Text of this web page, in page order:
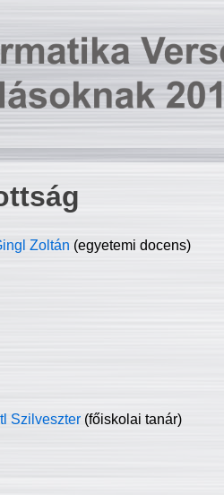
Zoltán (egyetemi docens)
Szilveszter (főiskolai tanár)